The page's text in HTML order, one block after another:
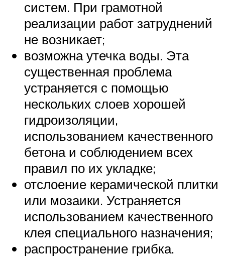
систем. При грамотной
реализации работ затруднений
не возникает;
возможна утечка воды. Эта
существенная проблема
устраняется с помощью
нескольких слоев хорошей
гидроизоляции,
использованием качественного
бетона и соблюдением всех
правил по их укладке;
отслоение керамической плитки
или мозаики. Устраняется
использованием качественного
клея специального назначения;
распространение грибка.